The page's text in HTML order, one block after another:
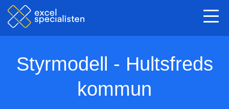
Styrmodell - Hultsfreds
kommun